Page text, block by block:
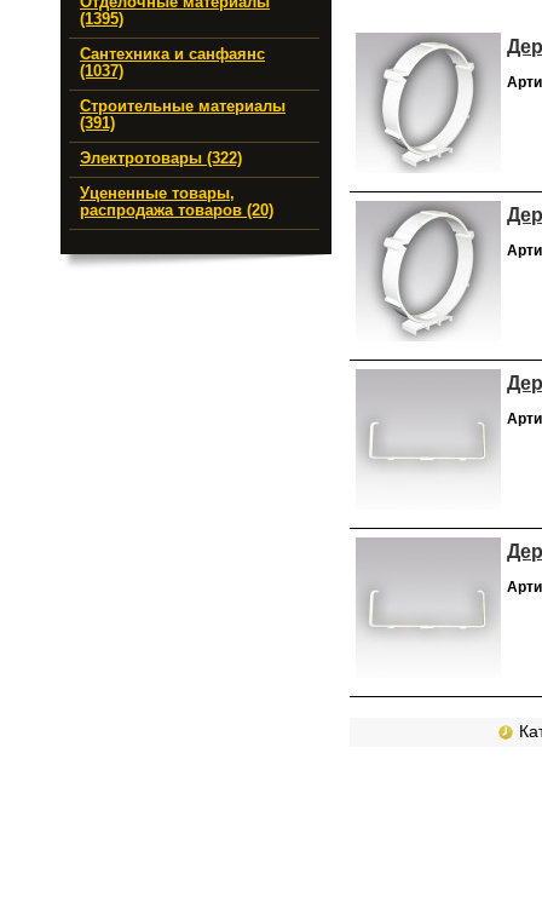
(1395)
Сантехника и санфаянс
(1037)
Строительные материалы
(391)
Электротовары (322)
Уцененные товары,
распродажа товаров (20)